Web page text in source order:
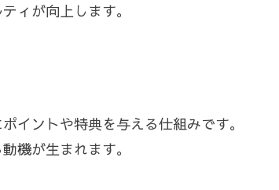
ィが向上します。
イントや特典を与える仕組みです。
機が生まれます。